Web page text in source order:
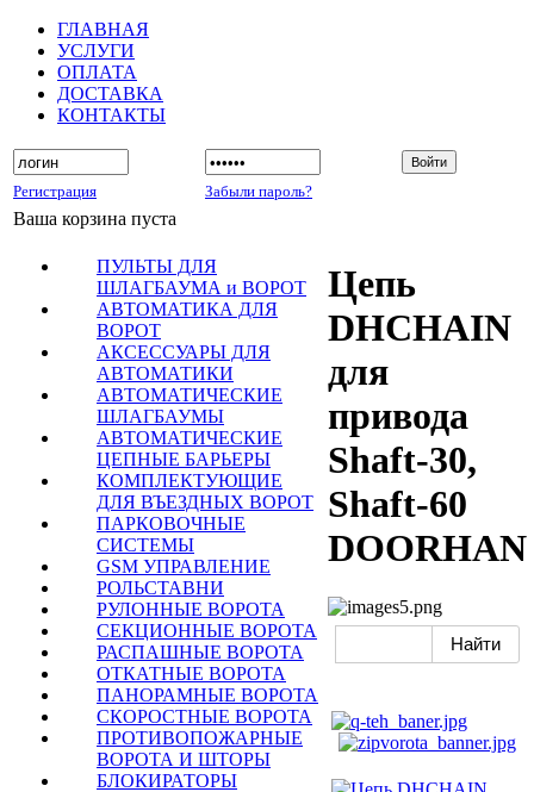
ГЛАВНАЯ
УСЛУГИ
ОПЛАТА
ДОСТАВКА
КОНТАКТЫ
Регистрация Забыли пароль?
Ваша корзина пуста
ПУЛЬТЫ ДЛЯ
ШЛАГБАУМА и ВОРОТ
АВТОМАТИКА ДЛЯ
ВОРОТ
АКСЕССУАРЫ ДЛЯ
АВТОМАТИКИ
АВТОМАТИЧЕСКИЕ
ШЛАГБАУМЫ
АВТОМАТИЧЕСКИЕ
ЦЕПНЫЕ БАРЬЕРЫ
КОМПЛЕКТУЮЩИЕ
ДЛЯ ВЪЕЗДНЫХ ВОРОТ
ПАРКОВОЧНЫЕ
СИСТЕМЫ
GSM УПРАВЛЕНИЕ
РОЛЬСТАВНИ
РУЛОННЫЕ ВОРОТА
СЕКЦИОННЫЕ ВОРОТА
РАСПАШНЫЕ ВОРОТА
ОТКАТНЫЕ ВОРОТА
ПАНОРАМНЫЕ ВОРОТА
СКОРОСТНЫЕ ВОРОТА
ПРОТИВОПОЖАРНЫЕ
ВОРОТА И ШТОРЫ
БЛОКИРАТОРЫ
Цепь
DHCHAIN
для
привода
Shaft-30,
Shaft-60
DOORHAN